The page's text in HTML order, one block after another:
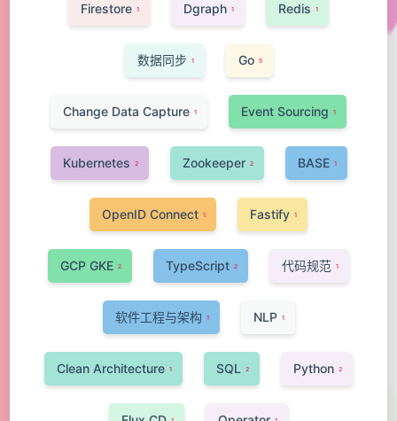
Firestore 1 Dgraph 1 Redis 1
数据同步 1 Go 5
Change Data Capture 1 Event Sourcing 1
Kubernetes 2 Zookeeper 2 BASE 1
OpenID Connect 1 Fastify 1
GCP GKE 2 TypeScript 2 代码规范 1
软件工程与架构 1 NLP 1
Clean Architecture 1 SQL 2 Python 2